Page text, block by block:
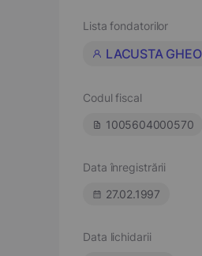
Lista fondatorilor
LACUSTA
Codul fiscal
1005604000570
Data înregistrării
27.02.1997
Data lichidarii